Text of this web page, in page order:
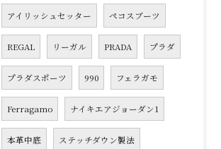
アイリッシュセッター ペコスブーツ
REGAL リーガル PRADA プラダ
プラダスポーツ 990 フェラガモ
Ferragamo ナイキエアジョーダン1
本革中底 ステッチダウン製法